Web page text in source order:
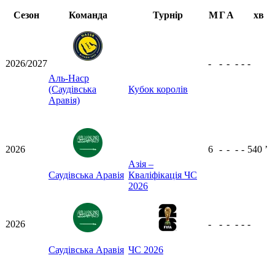
Сезон
Команда Турнір МГА хв
2026/2027
Аль-Наср
(Саудівська
Аравія)
Кубок королів
- - - - - -
2026
Саудівська Аравія
Азія –
Кваліфікація ЧС
2026
6 - - - - 540 ʼ
2026
Саудівська Аравія ЧС 2026
- - - - - -